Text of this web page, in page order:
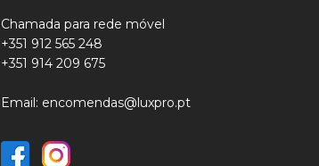
Chamada para rede móvel
+351 912 565 248
+351 914 209 675
Email: encomendas@luxpro.pt